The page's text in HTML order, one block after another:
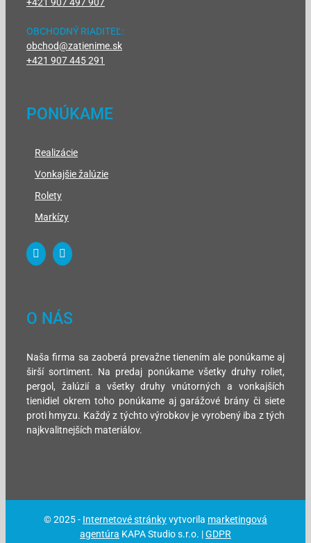
+421 907 497 907
OBCHODNÝ RIADITEĽ:
obchod@zatienime.sk
+421 907 445 291
PONÚKAME
Realizácie
Vonkajšie žalúzie
Rolety
Markízy
O NÁS
Naša firma sa zaoberá prevažne tienením ale ponúkame aj
širší sortiment. Na predaj ponúkame všetky druhy roliet,
pergol, žalúzií a všetky druhy vnútorných a vonkajších
tienidiel okrem toho ponúkame aj garážové brány či siete
proti hmyzu. Každý z týchto výrobkov je vyrobený iba z tých
najkvalitnejších materiálov.
© 2025 - Internetové stránkyvytvorila marketingová
agentúra KAPA Studio s.r.o. |GDPR